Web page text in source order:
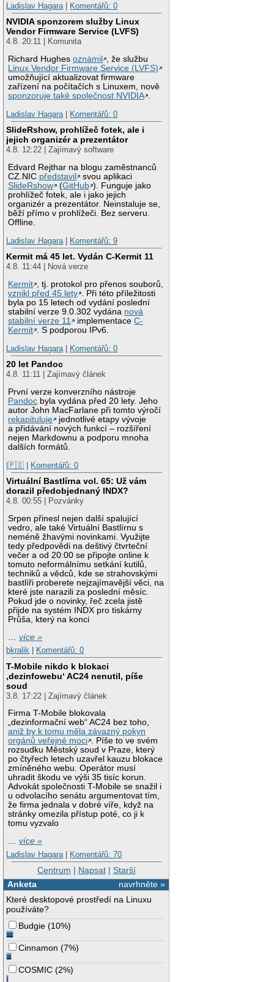
Ladislav Hagara
Komentářů: 0
NVIDIA sponzorem služby Linux
Vendor Firmware Service (LVFS)
4.8. 20:11 | Komunita
Richard Hughesoznámil
, že službu
Linux Vendor Firmware Service (LVFS)
umožňující aktualizovat firmware
zařízení na počítačích s Linuxem, nově
sponzoruje také společnost NVIDIA .
Ladislav Hagara | Komentářů: 0
SlideRshow, prohlížeč fotek, ale i
jejich organizér a prezentátor
4.8. 12:22 | Zajímavý software
Edvard Rejthar na blogu zaměstnanců
CZ.NIC představil
svou aplikaci
SlideRshow
(GitHub ). Funguje jako
prohlížeč fotek, ale i jako jejich
organizér a prezentátor. Neinstaluje se,
běží přímo v prohlížeči. Bez serveru.
Offline.
Ladislav Hagara | Komentářů: 9
Kermit má 45 let. Vydán C-Kermit 11
4.8. 11:44 | Nová verze
Kermit , tj. protokol pro přenos souborů,
vznikl před 45 lety . Při této příležitosti
byla po 15 letech od vydání poslední
stabilní verze 9.0.302 vydána nová
stabilní verze 11
implementaceC-
Kermit . S podporou IPv6.
Ladislav Hagara | Komentářů: 0
20 let Pandoc
4.8. 11:11 | Zajímavý článek
První verze konverzního nástroje
Pandoc byla vydána před 20 lety. Jeho
autor John MacFarlane při tomto výročí
rekapituluje
jednotlivé etapy vývoje
a přidávání nových funkcí – rozšíření
nejen Markdownu a podporu mnoha
dalších formátů.
|🇵🇸 | Komentářů: 0
Virtuální Bastlírna vol. 65: Už vám
dorazil předobjednaný INDX?
4.8. 00:55 | Pozvánky
Srpen přinesl nejen další spalující
vedro, ale také Virtuální Bastlírnu s
neméně žhavými novinkami. Využijte
tedy předpovědi na deštivý čtvrteční
večer a od 20:00 se připojte online k
tomuto neformálnímu setkání kutilů,
techniků a vědců, kde se strahovskými
bastlíři proberete nejzajímavější věci, na
které jste narazili za poslední měsíc.
Pokud jde o novinky, řeč zcela jistě
přijde na systém INDX pro tiskárny
Průša, který na konci
…více »
bkralik
Komentářů: 0
T-Mobile nikdo k blokaci
‚dezinfowebu‘ AC24 nenutil, píše
soud
3.8. 17:22 | Zajímavý článek
Firma T-Mobile blokovala
„dezinformační web“ AC24 bez toho,
aniž by k tomu měla závazný pokyn
orgánů veřejné moci . Píše to ve svém
rozsudku Městský soud v Praze, který
po čtyřech letech uzavřel kauzu blokace
zmíněného webu. Operátor musí
uhradit škodu ve výši 35 tisíc korun.
Advokát společnosti T-Mobile se snažil i
u odvolacího senátu argumentovat tím,
že firma jednala v dobré víře, když na
stránky omezila přístup poté, co ji k
tomu vyzvalo
…více »
Ladislav Hagara | Komentářů: 70
Centrum | Napsat| Starší
navrhněte »
Anketa
Které desktopové prostředí na Linuxu
používáte?
Budgie (10%)
Cinnamon (7%)
COSMIC (2%)